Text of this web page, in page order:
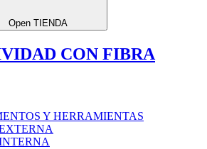
Open TIENDA
CON FIBRA
Y HERRAMIENTAS